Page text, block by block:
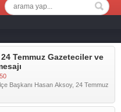
Temmuz Gazeteciler ve
Başkanı Hasan Aksoy, 24 Temmuz